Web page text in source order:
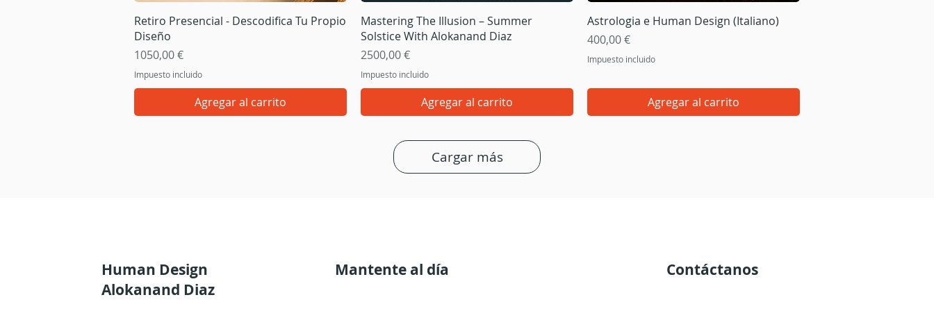
Vista rápida
Retiro Presencial - Descodifica Tu Propio
Diseño
Precio
1050,00 €
Impuesto incluido
Agregar al carrito
Vista rápida
Mastering The Illusion – Summer
Solstice With Alokanand Diaz
Precio
2500,00 €
Impuesto incluido
Agregar al carrito
Vista rápida
Astrologia e Human Design (Italiano)
Precio
400,00 €
Impuesto incluido
Agregar al carrito
Cargar más
Human Design
Alokanand Diaz
Mantente al día Contáctanos